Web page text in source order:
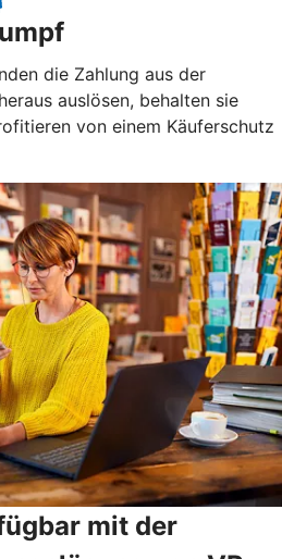
die Zahlung aus der
auslösen, behalten sie
von einem Käuferschutz
mit der